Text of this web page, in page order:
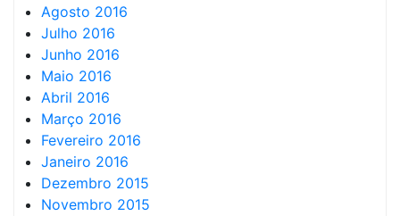
Agosto 2016
Julho 2016
Junho 2016
Maio 2016
Abril 2016
Março 2016
Fevereiro 2016
Janeiro 2016
Dezembro 2015
Novembro 2015